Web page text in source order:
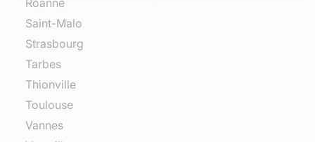
Roanne
Saint-Malo
Strasbourg
Tarbes
Thionville
Toulouse
Vannes